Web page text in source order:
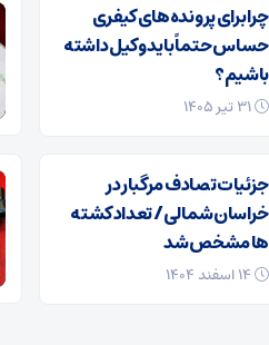
چرا برای پرونده‌های کیفری
حساس حتماً باید وکیل داشته
باشیم؟
جزئیات تصادف مرگبار در
خراسان‌شمالی/ تعداد کشته
ها مشخص شد